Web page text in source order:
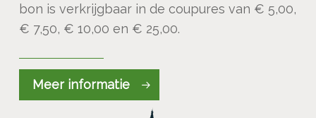
bon is verkrijgbaar in de coupures van € 5,00,
€ 7,50, € 10,00 en € 25,00.
Meer informatie